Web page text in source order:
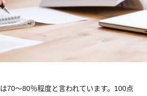
70～80％程度と言われています。100点